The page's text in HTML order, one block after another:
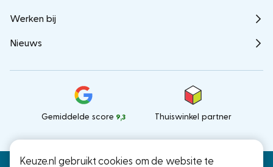
Keuze.nl gebruikt cookies om de website te
Werken bij
Nieuws
Gemiddelde score 9,3 Thuiswinkel partner